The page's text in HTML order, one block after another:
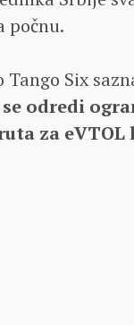
počnu.
Tango Six
odredi
za eVTOL